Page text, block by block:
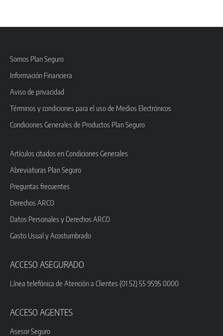
Somos Plan Seguro
Información Financiera
Aviso de privacidad
Términos y condiciones para el uso de Medios Electrónicos
Condiciones Generales de Productos Plan Seguro
Artículos citados en Condiciones Generales
Abreviaturas Plan Seguro
Preguntas frecuentes
Derechos ARCO
Datos Personales y Derechos ARCO
Gasto Usual y Acostumbrado
ACCESO ASEGURADO
Línea telefónica de Atención a Clientes (01 52) 55 9595 0000
ACCESO AGENTES
Asesor Seguro